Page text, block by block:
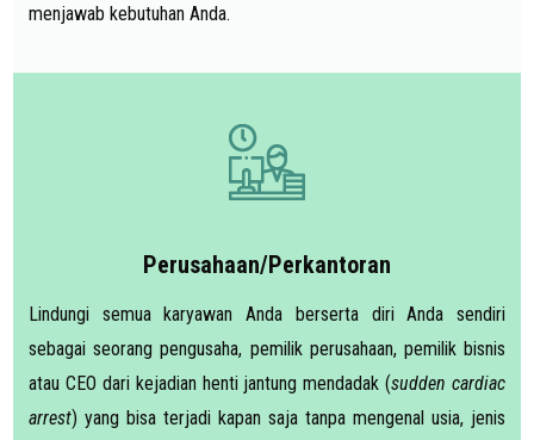
menjawab kebutuhan Anda.
Perusahaan/Perkantoran
Lindungi semua karyawan Anda berserta diri Anda sendiri
sebagai seorang pengusaha, pemilik perusahaan, pemilik bisnis
atau CEO dari kejadian henti jantung mendadak (sudden cardiac
arrest) yang bisa terjadi kapan saja tanpa mengenal usia, jenis